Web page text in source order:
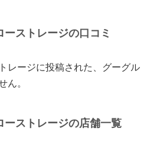
ストレージの口コミ
レージに投稿された、グーグル
ん。
ーストレージの店舗一覧